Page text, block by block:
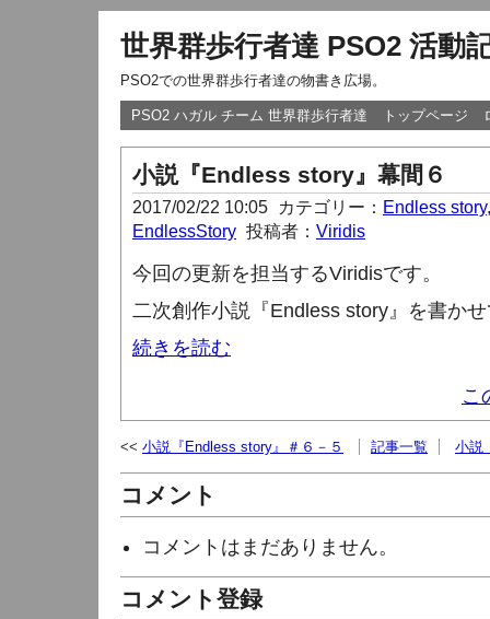
世界群歩行者達 PSO2 活動
PSO2での世界群歩行者達の物書き広場。
PSO2 ハガル チーム 世界群歩行者達 トップページ
小説『Endless story』幕間６
2017/02/22 10:05 カテゴリー： Endless story
EndlessStory 投稿者： Viridis
今回の更新を担当するViridisです。
二次創作小説『Endless story』を書か
続きを読む
こ
小説『Endless story』＃６－５ 記事一覧 小説
コメント
コメントはまだありません。
コメント登録